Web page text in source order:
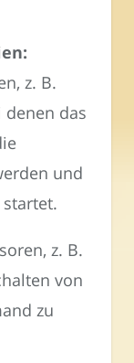
z. B.
denen das
und
z. B.
von
zu